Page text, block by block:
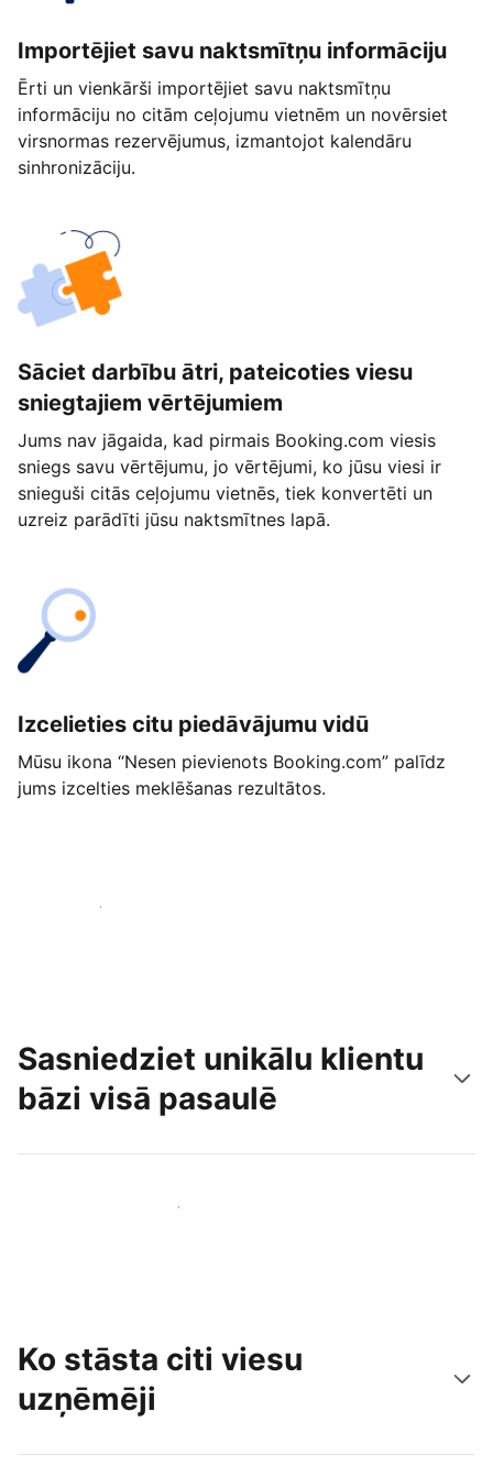
Importējiet savu naktsmītņu informāciju
Ērti un vienkārši importējiet savu naktsmītņu
informāciju no citām ceļojumu vietnēm un novērsiet
virsnormas rezervējumus, izmantojot kalendāru
sinhronizāciju.
Sāciet darbību ātri, pateicoties viesu
sniegtajiem vērtējumiem
Jums nav jāgaida, kad pirmais Booking.com viesis
sniegs savu vērtējumu, jo vērtējumi, ko jūsu viesi ir
snieguši citās ceļojumu vietnēs, tiek konvertēti un
uzreiz parādīti jūsu naktsmītnes lapā.
Izcelieties citu piedāvājumu vidū
Mūsu ikona “Nesen pievienots Booking.com” palīdz
jums izcelties meklēšanas rezultātos.
Sākt jau šodien
Sasniedziet unikālu klientu
bāzi visā pasaulē
Sasniegt jaunus viesus jau šodien
Ko stāsta citi viesu
uzņēmēji